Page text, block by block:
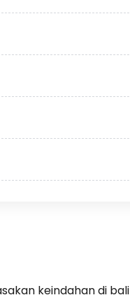
keindahan di bali